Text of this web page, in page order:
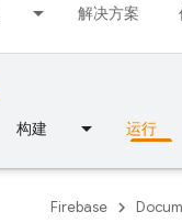
解决方案
构建 运行
Firebase